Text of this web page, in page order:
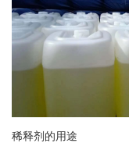
稀释剂的用途